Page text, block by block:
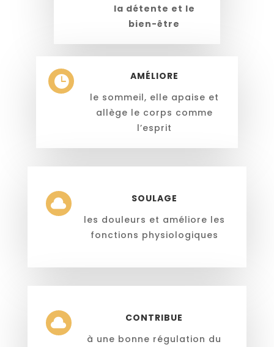
la détente et le
bien-être

AMÉLIORE
le sommeil, elle apaise et
allège le corps comme
l’esprit

SOULAGE
les douleurs et améliore les
fonctions physiologiques

CONTRIBUE
à une bonne régulation du